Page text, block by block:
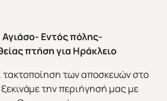
ΑΜΕΡΙΚΗ
Εντός πόλης-
πτήση για Ηράκλειο
των αποσκευών στο
την περιήγησή μας με